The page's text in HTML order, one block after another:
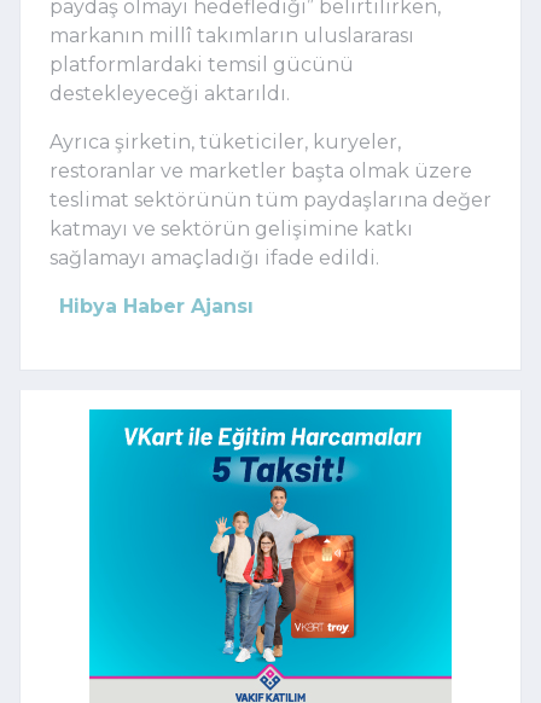
paydaş olmayı hedeflediği” belirtilirken,
markanın millî takımların uluslararası
platformlardaki temsil gücünü
destekleyeceği aktarıldı.
Ayrıca şirketin, tüketiciler, kuryeler,
restoranlar ve marketler başta olmak üzere
teslimat sektörünün tüm paydaşlarına değer
katmayı ve sektörün gelişimine katkı
sağlamayı amaçladığı ifade edildi.
Hibya Haber Ajansı